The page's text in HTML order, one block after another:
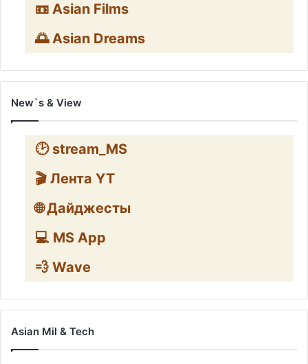
📼 Asian Films
🌅 Asian Dreams
New`s & View
🕑 stream_MS
🎬 Лента YT
🌐 Дайджесты
💻 MS App
💨 Wave
Asian Mil & Tech